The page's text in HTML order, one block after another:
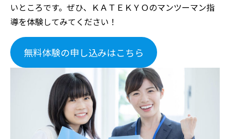
いところです。ぜひ、ＫＡＴＥＫＹＯのマンツーマン指
導を体験してみてください！
無料体験の申し込みはこちら